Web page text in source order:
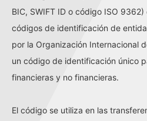
BIC, SWIFT ID o código ISO
códigos de identificación de
por la Organización Internacional
un código de identificación único
financieras y no financieras.
El código se utiliza en las